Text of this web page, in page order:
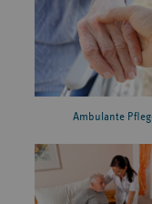
Ambulante